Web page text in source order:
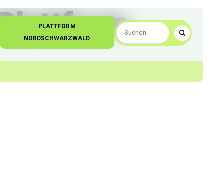
PLATTFORM
NORDSCHWARZWALD